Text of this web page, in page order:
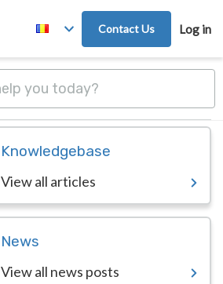
Contact Us Log in
Knowledgebase
View all articles
News
View all news posts